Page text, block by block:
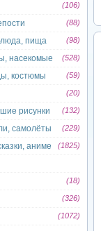
(106)
(88)
пища (98)
насекомые (528)
костюмы (59)
(20)
рисунки (132)
самолёты (229)
аниме (1825)
(18)
(326)
(1072)